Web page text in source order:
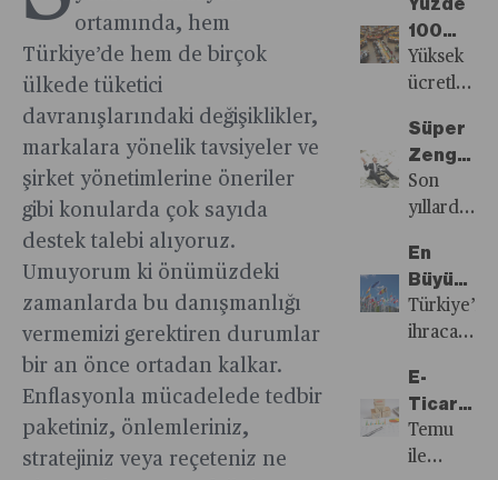
ortamında, hem
Türkiye’de hem de birçok
ülkede tüketici
davranışlarındaki değişiklikler,
markalara yönelik tavsiyeler ve
şirket yönetimlerine öneriler
gibi konularda çok sayıda
destek talebi alıyoruz.
Umuyorum ki önümüzdeki
zamanlarda bu danışmanlığı
vermemizi gerektiren durumlar
bir an önce ortadan kalkar.
Enflasyonla mücadelede tedbir
paketiniz, önlemleriniz,
stratejiniz veya reçeteniz ne
arz ile
talep
eskiden
gibi
huzur
ve barış
içinde
fiyatta
buluşamaz
oldu.
yükselişler
Türk
da
çekti.
Yabancı
hisse
senetlerine
yatırım
yapan
sayısı ilk
yüzde
30 arttı.
Ancak
haftalarda
yaşanan
düşüşler
bir
kısmını
tedirgin
edip
diğer
bir kısım
yatırımcı
yapmak
için
uygun
yerin
Yüzde
100
Sırrı
Yüksek
vakıf
dolmuş
olması
değil,
bugüne
kurumsal
yapıları
ve
Süper
Varlık
Vergisi
Son
yıllarda
manzara,
süper
zenginlere
olan
bakışında
çarpıcı
bir
En
Büyük
Pazar
ihracatında
yer
tutan
Avrupa
Birliği’nde
E-
Ticarete
Vergi
Ayarı
Temu
ile